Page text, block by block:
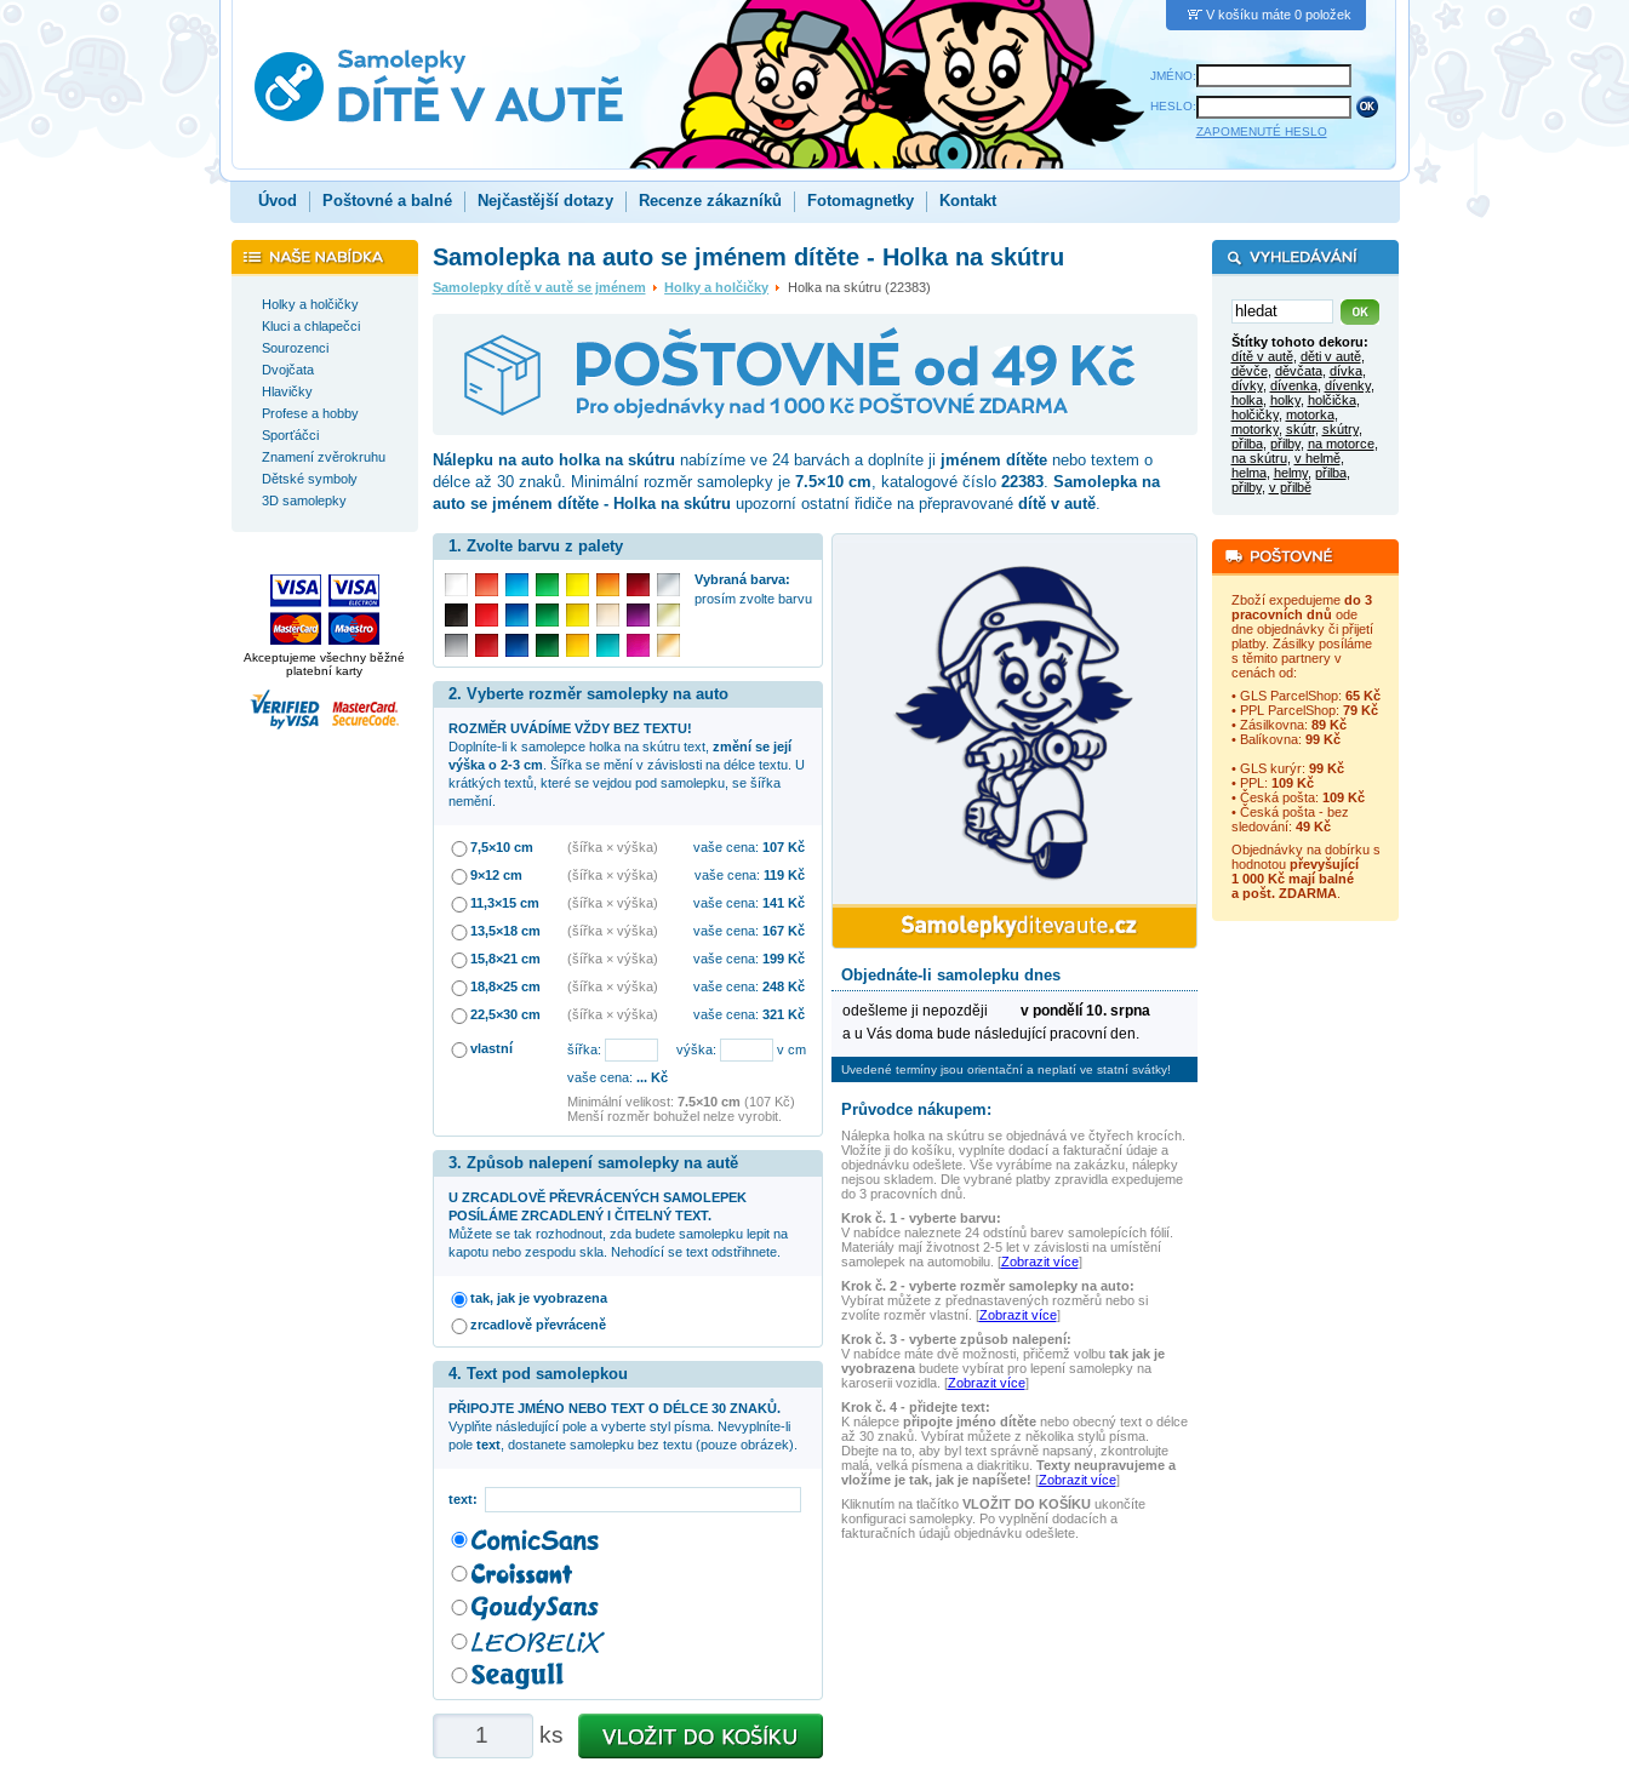
V košíku máte 0 položek
JMÉNO:
HESLO:
ZAPOMENUTÉ HESLO
Úvod Poštovné a balné Nejčastější dotazy Recenze zákazníků Fotomagnetky Kontakt
Holky a holčičky
Kluci a chlapečci
Sourozenci
Dvojčata
Hlavičky
Profese a hobby
Sporťáčci
Znamení zvěrokruhu
Dětské symboly
3D samolepky
Akceptujeme všechny běžné
platební karty
Samolepka na auto se jménem dítěte - Holka na skútru
Samolepky dítě v autě se jménem Holky a holčičky Holka na skútru (22383)
Nálepku na auto holka na skútru nabízíme ve 24 barvách a doplníte ji jménem dítětenebo textem o
délce až 30 znaků. Minimální rozměr samolepky je 7.5×10 cm, katalogové číslo 22383. Samolepka na
auto se jménem dítěte - Holka na skútru upozorní ostatní řidiče na přepravované dítě v autě.
Objednáte-li samolepku dnes
odešleme ji nepozději
v pondělí 10. srpna
a u Vás doma bude následující pracovní den.
Uvedené termíny jsou orientační a neplatí ve statní svátky!
Průvodce nákupem:
Nálepka holka na skútruse objednává ve čtyřech krocích.
Vložíte ji do košíku, vyplníte dodací a fakturační údaje a
objednávku odešlete. Vše vyrábíme na zakázku, nálepky
nejsou skladem. Dle vybrané platby zpravidla expedujeme
do 3 pracovních dnů.
Krok č. 1 - vyberte barvu:
V nabídce naleznete 24 odstínů barev samolepících fólií.
Materiály mají životnost 2-5 let v závislosti na umístění
samolepek na automobilu. [Zobrazit více]
Krok č. 2 - vyberte rozměr samolepky na auto:
Vybírat můžete z přednastavených rozměrů nebo si
zvolíte rozměr vlastní. [Zobrazit více]
Krok č. 3 - vyberte způsob nalepení:
V nabídce máte dvě možnosti, přičemž volbu tak jak je
vyobrazenabudete vybírat pro lepení samolepky na
karoserii vozidla. [Zobrazit více]
Krok č. 4 - přidejte text:
K nálepce připojte jméno dítětenebo obecný text o délce
až 30 znaků. Vybírat můžete z několika stylů písma.
Dbejte na to, aby byl text správně napsaný, zkontrolujte
malá, velká písmena a diakritiku. Texty neupravujeme a
vložíme je tak, jak je napíšete! [Zobrazit více]
Kliknutím na tlačítko VLOŽIT DO KOŠÍKUukončíte
konfiguraci samolepky. Po vyplnění dodacích a
fakturačních údajů objednávku odešlete.
1. Zvolte barvu z palety
Vybraná barva:
prosím zvolte barvu
2. Vyberte rozměr samolepky na auto
ROZMĚR UVÁDÍME VŽDY BEZ TEXTU!
Doplníte-li k samolepce holka na skútrutext, změní se její
výška o 2-3 cm. Šířka se mění v závislosti na délce textu. U
krátkých textů, které se vejdou pod samolepku, se šířka
nemění.
7,5×10 cm (šířka × výška) vaše cena: 107Kč
9×12 cm
(šířka × výška) vaše cena: 119Kč
11,3×15 cm
(šířka × výška) vaše cena: 141Kč
13,5×18 cm
(šířka × výška) vaše cena: 167Kč
15,8×21 cm
(šířka × výška) vaše cena: 199Kč
18,8×25 cm
(šířka × výška) vaše cena: 248Kč
22,5×30 cm
(šířka × výška) vaše cena: 321Kč
vlastní šířka: výška:
v cm
vaše cena: ...Kč
Minimální velikost: 7.5×10 cm (107 Kč)
Menší rozměr bohužel nelze vyrobit.
3. Způsob nalepení samolepky na autě
U ZRCADLOVĚ PŘEVRÁCENÝCH SAMOLEPEK
POSÍLÁME ZRCADLENÝ I ČITELNÝ TEXT.
Můžete se tak rozhodnout, zda budete samolepku lepit na
kapotu nebo zespodu skla. Nehodící se text odstřihnete.
tak, jak je vyobrazena
zrcadlově převráceně
4. Text pod samolepkou
PŘIPOJTE JMÉNO NEBO TEXT O DÉLCE 30 ZNAKŮ.
Vyplňte následující pole a vyberte styl písma. Nevyplníte-li
pole text, dostanete samolepku bez textu (pouze obrázek).
text:
ks
Štítky tohoto dekoru:
dítě v autě, děti v autě,
děvče, děvčata, dívka,
dívky, dívenka, dívenky,
holka, holky, holčička,
holčičky, motorka,
motorky, skútr, skútry,
přilba, přilby, na motorce,
na skútru, v helmě,
helma, helmy, přilba,
přilby, v přilbě
Zboží expedujeme do 3
pracovních dnů ode
dne objednávky či přijetí
platby. Zásilky posíláme
s těmito partnery v
cenách od:
• GLS ParcelShop: 65 Kč
• PPL ParcelShop: 79 Kč
• Zásilkovna: 89 Kč
• Balíkovna: 99 Kč
• GLS kurýr: 99 Kč
• PPL: 109 Kč
• Česká pošta: 109 Kč
• Česká pošta - bez
sledování: 49 Kč
Objednávky na dobírku s
hodnotou převyšující
1 000 Kč mají balné
a pošt. ZDARMA.